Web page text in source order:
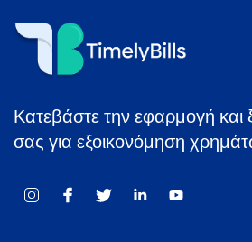
Κατεβάστε την εφαρμογή και
σας για εξοικονόμηση